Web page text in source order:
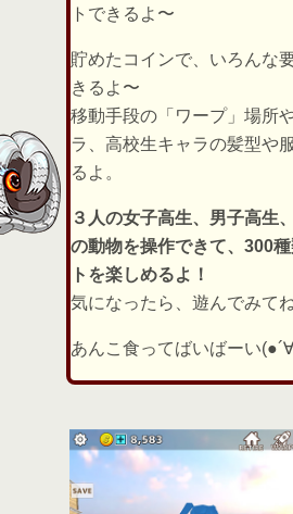
トできるよ〜
貯めたコインで、いろんな
きるよ〜
移動手段の「ワープ」場所
ラ、高校生キャラの髪型や
るよ。
３人の女子高生、男子高生
の動物を操作できて、300
トを楽しめるよ！
気になったら、遊んでみて
あんこ食ってばいばーい